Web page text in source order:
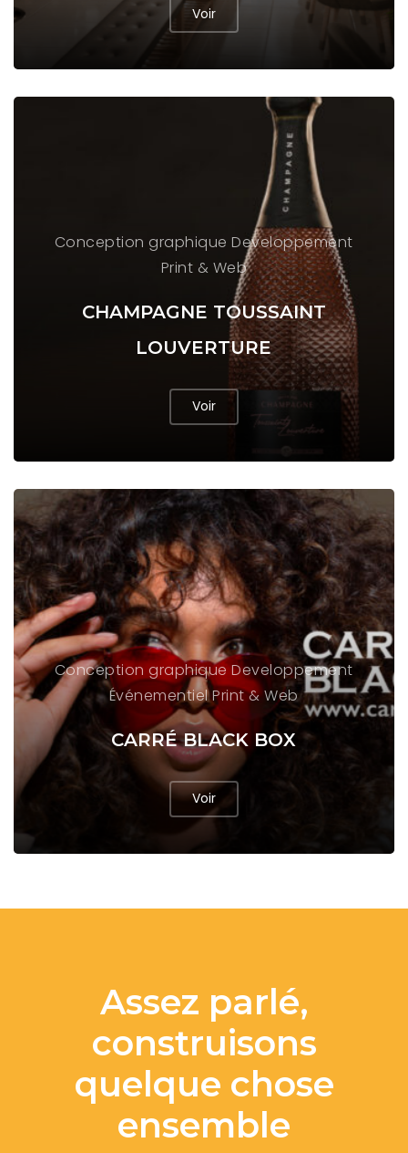
Voir
Conception graphique Developpement
Print & Web
CHAMPAGNE TOUSSAINT
LOUVERTURE
Voir
Conception graphiqueDeveloppement
ÉvénementielPrint & Web
CARRÉ BLACK BOX
Voir
Assez parlé,
construisons
quelque chose
ensemble